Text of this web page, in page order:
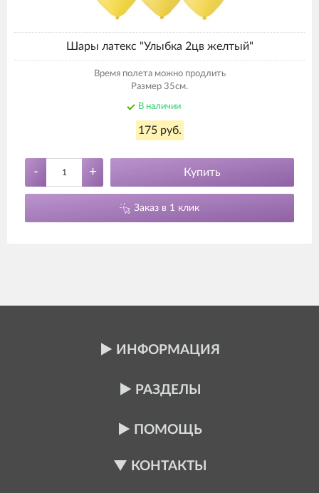
Шары латекс "Улыбка 2цв желтый"
Время полета можно продлить
Размер 35см.
В наличии
175 руб.
- + Купить
Заказ в 1 клик
ИНФОРМАЦИЯ
РАЗДЕЛЫ
ПОМОЩЬ
КОНТАКТЫ